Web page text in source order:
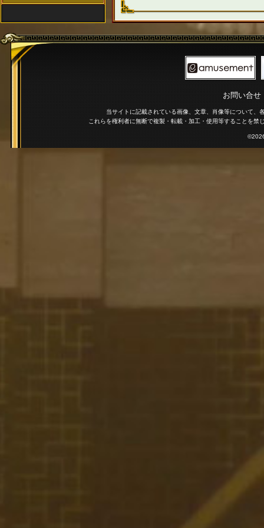
お問い合せ
当サイトに記載されている画像、文章、肖像等について
これらを権利者に無断で複製・転載・加工・使用等することを